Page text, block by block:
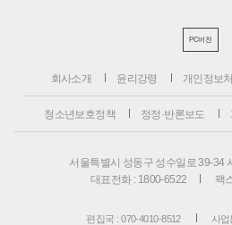
PC버전
회사소개 윤리강령 개인정보
청소년보호정책 정정·반론보도
서울특별시 성동구 성수일로 39-34
대표전화 : 1800-6522
팩
편집국 : 070-4010-8512 사업